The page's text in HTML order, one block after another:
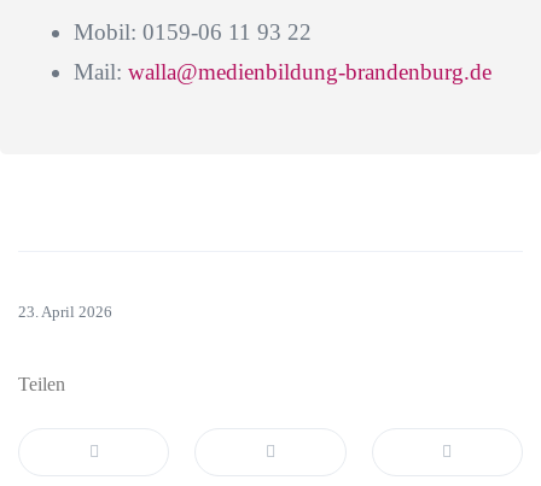
Mobil: 0159-06 11 93 22
Mail: walla@medienbildung-brandenburg.de
23. April 2026
Teilen